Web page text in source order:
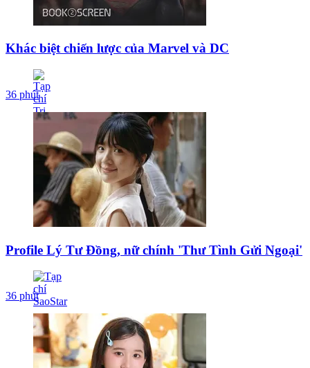
Khác biệt chiến lược của Marvel và DC
36 phút
Profile Lý Tư Đồng, nữ chính 'Thư Tình Gửi Ngoại'
36 phút